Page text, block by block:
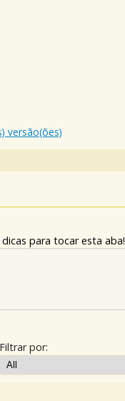
versão(ões)
para tocar esta aba!
Filtrar por: